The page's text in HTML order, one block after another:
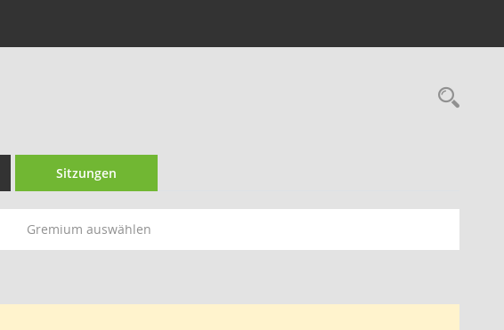
Sitzungen
Gremium auswählen